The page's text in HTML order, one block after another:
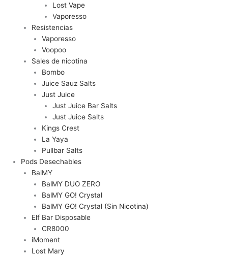
Lost Vape
Vaporesso
Resistencias
Vaporesso
Voopoo
Sales de nicotina
Bombo
Juice Sauz Salts
Just Juice
Just Juice Bar Salts
Just Juice Salts
Kings Crest
La Yaya
Pullbar Salts
Pods Desechables
BalMY
BalMY DUO ZERO
BalMY GO! Crystal
BalMY GO! Crystal (Sin Nicotina)
Elf Bar Disposable
CR8000
iMoment
Lost Mary